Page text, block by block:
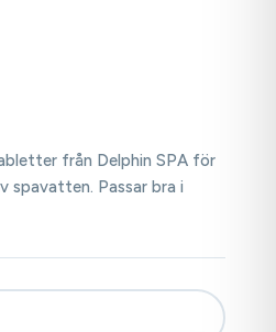
från Delphin SPA för
spavatten. Passar bra i